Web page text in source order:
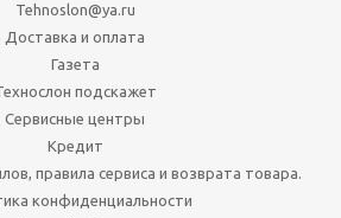
Tehnoslon@ya.ru
Доставка и оплата
Газета
подскажет
Сервисные центры
Кредит
правила сервиса и возврата товара.
конфиденциальности